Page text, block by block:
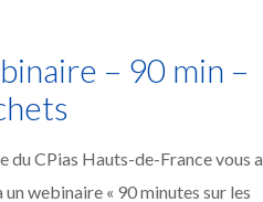
– 90 min –
du CPias Hauts-de-France vous a
un webinaire « 90 minutes sur les